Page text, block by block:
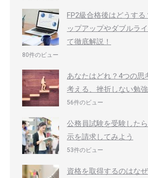
FP2級合格後はどうす
ップアップやダブルラ
て徹底解説！
80件のビュー
あなたはどれ？4つの思
考える、挫折しない勉
56件のビュー
公務員試験を受験した
示を請求してみよう
53件のビュー
資格を取得するのはな